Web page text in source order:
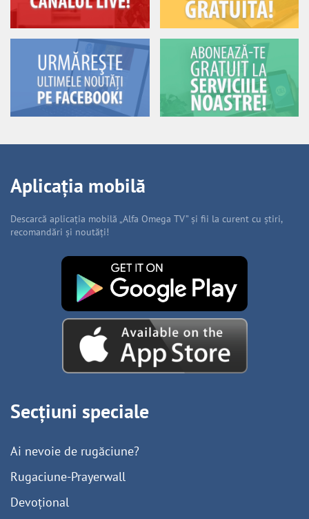
Aplicația mobilă
Descarcă aplicația mobilă „Alfa Omega TV” și fii la curent cu știri,
recomandări și noutăți!
Secțiuni speciale
Ai nevoie de rugăciune?
Rugaciune-Prayerwall
Devoțional